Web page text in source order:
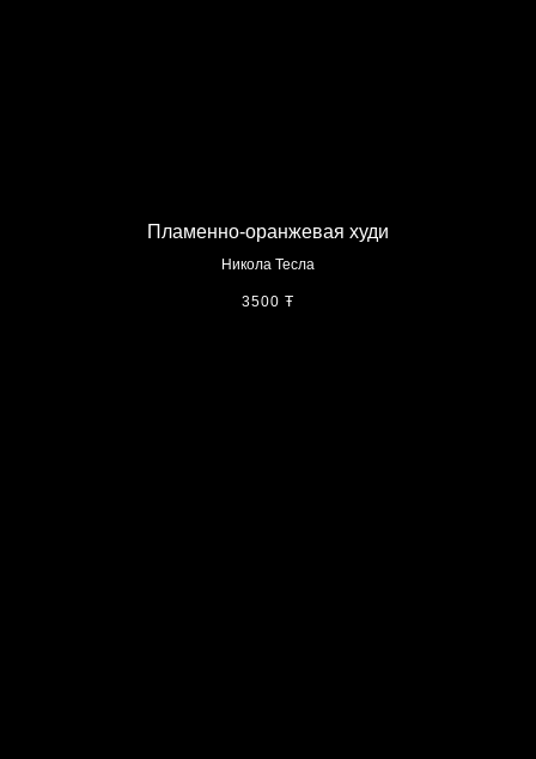
Пламенно-оранжевая худи
Никола Тесла
3500 Ŧ